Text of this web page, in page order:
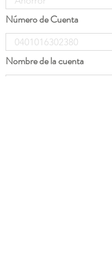
Número de Cuenta
Nombre de la cuenta